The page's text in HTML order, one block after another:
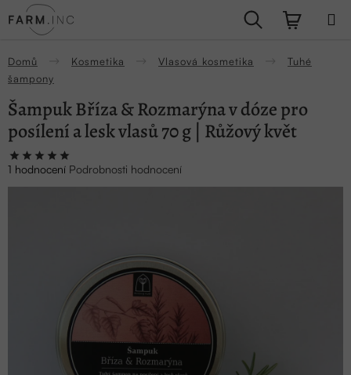
na
Hledat
Domů Kosmetika Vlasová kosmetika
Tuhé
šampony
Šampuk Bříza & Rozmarýna v dóze pro
posílení a lesk vlasů 70 g | Růžový květ
Průměrné
hodnocení
1 hodnocení Podrobnosti hodnocení